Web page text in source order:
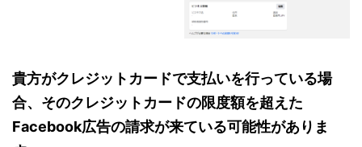
貴方がクレジットカードで支払いを行っている場
合、そのクレジットカードの限度額を超えた
Facebook広告の請求が来ている可能性がありま